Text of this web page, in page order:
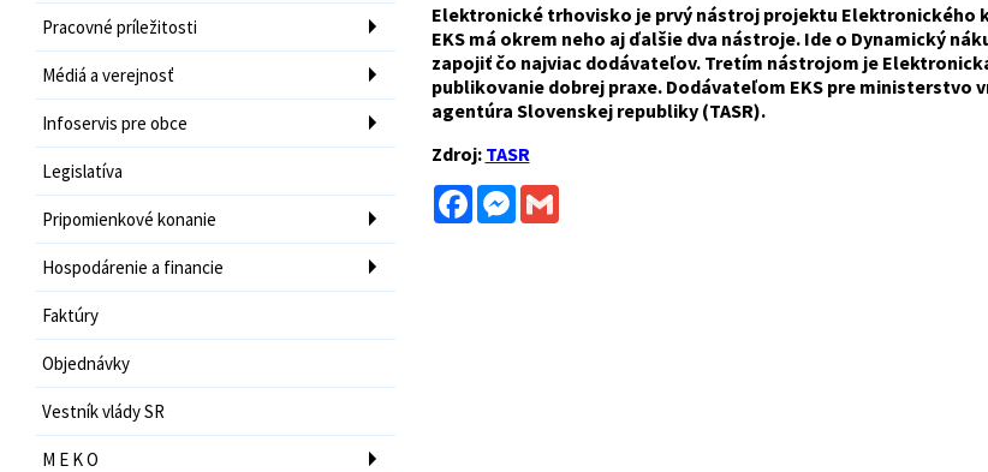
Pracovné príležitosti
Médiá a verejnosť
Infoservis pre obce
Legislatíva
Pripomienkové konanie
Hospodárenie a financie
Faktúry
Objednávky
Vestník vlády SR
M E K O
Elektronické trhovisko je prvý nástroj projektu
EKS má okrem neho aj ďalšie dva nástroje. Ide o Dynamický
zapojiť čo najviac dodávateľov. Tretím nástrojom je
publikovanie dobrej praxe. Dodávateľom EKS pre ministerstvo
agentúra Slovenskej republiky (TASR).
Zdroj: TASR
FacebookMessenger
Gmail